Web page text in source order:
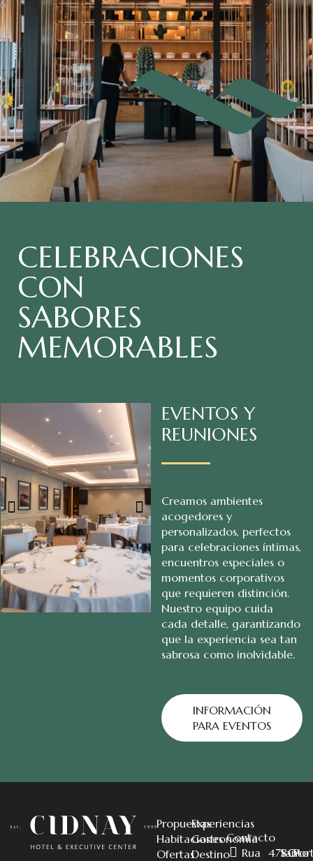
CELEBRACIONES
CON
SABORES
MEMORABLES
EVENTOS Y
REUNIONES
Creamos ambientes
acogedores y
personalizados, perfectos
para celebraciones íntimas,
encuentros especiales o
momentos corporativos
que requieren distinción.
Nuestro equipo cuida
cada detalle, garantizando
que la experiencia sea tan
sabrosa como inolvidable.
INFORMACIÓN
PARA EVENTOS
Propuestas
Habitaciones
Ofertas
Experiencias
Gastronomía
Destino
Contacto
Rua 4780-
Santo